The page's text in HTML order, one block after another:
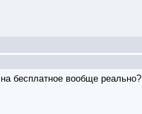
бесплатное вообще реально?